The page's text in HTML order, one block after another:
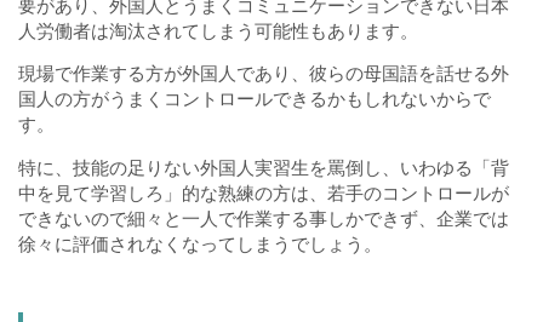
要があり、外国人とうまくコミュニケーションできない日本
人労働者は淘汰されてしまう可能性もあります。
現場で作業する方が外国人であり、彼らの母国語を話せる外
国人の方がうまくコントロールできるかもしれないからで
す。
特に、技能の足りない外国人実習生を罵倒し、いわゆる「背
中を見て学習しろ」的な熟練の方は、若手のコントロールが
できないので細々と一人で作業する事しかできず、企業では
徐々に評価されなくなってしまうでしょう。